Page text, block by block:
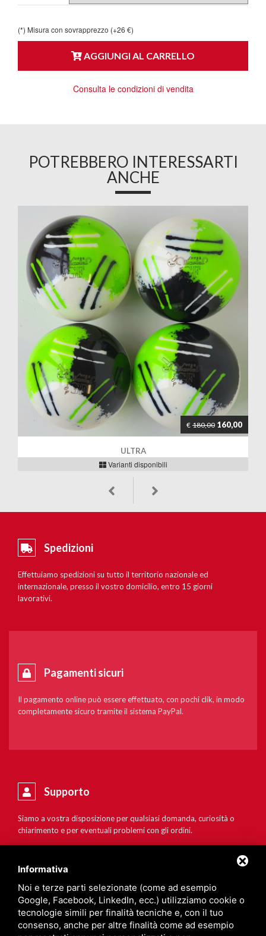
(*) Misura con sovrapprezzo (+26 €)
AGGIUNGI AL CARRELLO
Consulta le condizioni di vendita
POTREBBERO INTERESSARTI
ANCHE
€ 180,00 160,00
ULTRA
Varianti disponibili
Spedizioni
Effettuiamo spedizioni su tutto il territorio nazionale ed
internazionale, presso il vostro domicilio, entro 15 giorni
lavorativi.
Pagamenti sicuri
Il pagamento online può essere effettuato, con pochi clik, in modo
completamente sicuro tramite il sistema PayPal.
Supporto
Siamo a vostra disposizione per qualsiasi domanda, curiosità o
chiarimento e per eventuali problemi con gli ordini.
Informativa
Noi e terze parti selezionate (come ad esempio
Google, Facebook, LinkedIn, ecc.) utilizziamo cookie o
tecnologie simili per finalità tecniche e, con il tuo
consenso, anche per altre finalità come ad esempio